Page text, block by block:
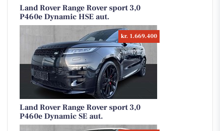
Land Rover Range Rover sport 3,0
P460e Dynamic HSE aut.
kr. 1.669.400
Land Rover Range Rover sport 3,0
P460e Dynamic SE aut.